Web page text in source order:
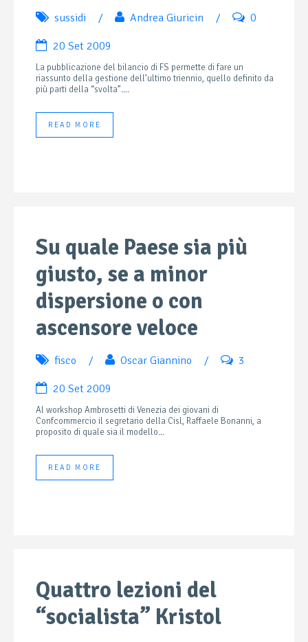
sussidi / Andrea Giuricin / 0
20 Set 2009
La pubblicazione del bilancio di FS permette di fare un
riassunto della gestione dell’ultimo triennio, quello definito da
più parti della “svolta”....
READ MORE
Su quale Paese sia più
giusto, se a minor
dispersione o con
ascensore veloce
fisco / Oscar Giannino / 3
20 Set 2009
Al workshop Ambrosetti di Venezia dei giovani di
Confcommercio il segretario della Cisl, Raffaele Bonanni, a
proposito di quale sia il modello...
READ MORE
Quattro lezioni del
“socialista” Kristol